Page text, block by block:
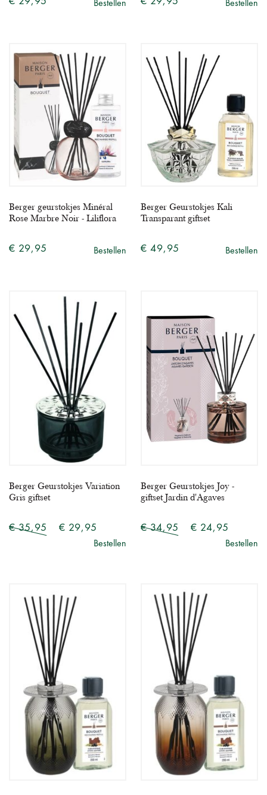
Bestellen Bestellen
Berger geurstokjes Minéral
Rose Marbre Noir - Liliflora
€ 29,95 Bestellen
Berger Geurstokjes Kali
Transparant giftset
€ 49,95 Bestellen
Berger Geurstokjes Variation
Gris giftset
€ 35,95 € 29,95
Bestellen
Berger Geurstokjes Joy -
giftset Jardin d'Agaves
€ 34,95 € 24,95
Bestellen